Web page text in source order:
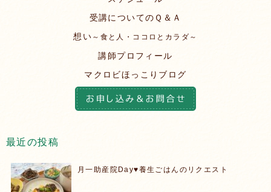
受講についてのＱ＆Ａ
想い ～食と人・ココロとカラダ～
講師プロフィール
マクロビほっこりブログ
最近の投稿
月一助産院Day♥️養生ごはんのリクエスト